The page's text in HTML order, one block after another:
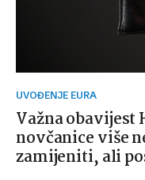
UVOĐENJE EURA
Važna obavijest
novčanice više
zamijeniti, ali